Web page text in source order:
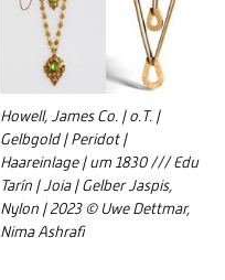
Howell, James Co. | o.T. |
Gelbgold | Peridot |
Haareinlage | um 1830 /// Edu
Tarín | Joia | Gelber Jaspis,
Nylon | 2023 © Uwe Dettmar,
Nima Ashrafi